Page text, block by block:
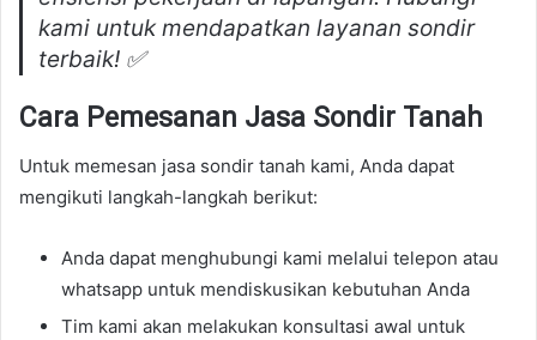
kami untuk mendapatkan layanan sondir
terbaik! ✅
Cara Pemesanan Jasa Sondir Tanah
Untuk memesan jasa sondir tanah kami, Anda dapat
mengikuti langkah-langkah berikut:
Anda dapat menghubungi kami melalui telepon atau
whatsapp untuk mendiskusikan kebutuhan Anda
Tim kami akan melakukan konsultasi awal untuk